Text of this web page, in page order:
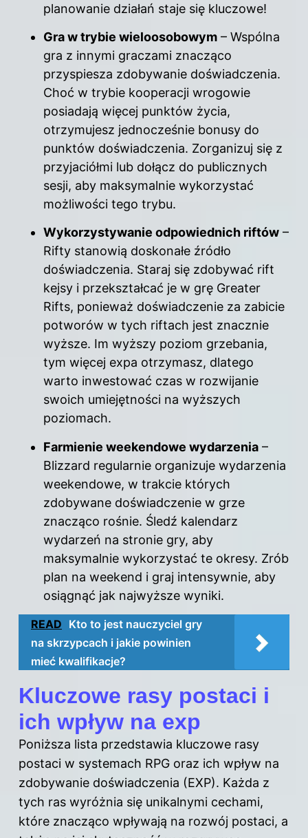
planowanie działań staje się kluczowe!
Gra w trybie wieloosobowym – Wspólna
gra z innymi graczami znacząco
przyspiesza zdobywanie doświadczenia.
Choć w trybie kooperacji wrogowie
posiadają więcej punktów życia,
otrzymujesz jednocześnie bonusy do
punktów doświadczenia. Zorganizuj się z
przyjaciółmi lub dołącz do publicznych
sesji, aby maksymalnie wykorzystać
możliwości tego trybu.
Wykorzystywanie odpowiednich riftów –
Rifty stanowią doskonałe źródło
doświadczenia. Staraj się zdobywać rift
kejsy i przekształcać je w grę Greater
Rifts, ponieważ doświadczenie za zabicie
potworów w tych riftach jest znacznie
wyższe. Im wyższy poziom grzebania,
tym więcej expa otrzymasz, dlatego
warto inwestować czas w rozwijanie
swoich umiejętności na wyższych
poziomach.
Farmienie weekendowe wydarzenia –
Blizzard regularnie organizuje wydarzenia
weekendowe, w trakcie których
zdobywane doświadczenie w grze
znacząco rośnie. Śledź kalendarz
wydarzeń na stronie gry, aby
maksymalnie wykorzystać te okresy. Zrób
plan na weekend i graj intensywnie, aby
osiągnąć jak najwyższe wyniki.
READ Kto to jest nauczyciel gry
na skrzypcach i jakie powinien
mieć kwalifikacje?
Kluczowe rasy postaci i
ich wpływ na exp
Poniższa lista przedstawia kluczowe rasy
postaci w systemach RPG oraz ich wpływ na
zdobywanie doświadczenia (EXP). Każda z
tych ras wyróżnia się unikalnymi cechami,
które znacząco wpływają na rozwój postaci, a